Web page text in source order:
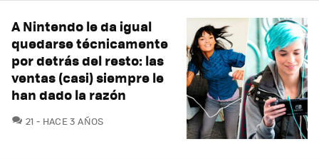
A Nintendo le da igual
quedarse técnicamente
por detrás del resto: las
ventas (casi) siempre le
han dado la razón
21 COMENTARIOS
HACE 3 AÑOS